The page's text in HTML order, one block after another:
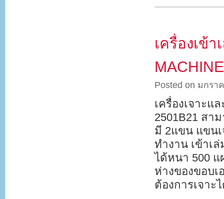
เครื่องเข้
Posted on มกรา
เครื่องเจาะแ
2501B21 สา
มี 2แขน แขน
ทำงาน เข้าเ
ได้หนา 500 แ
ห่างของขอบ
ต้องการเจาะ